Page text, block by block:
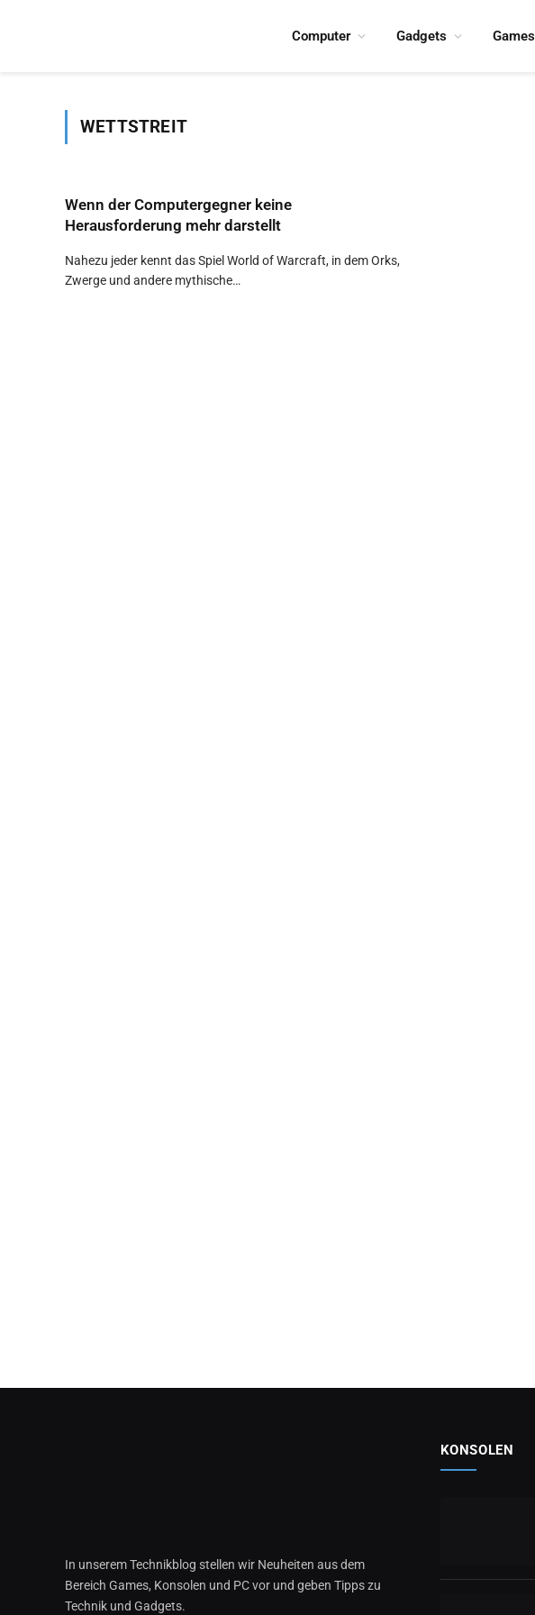
Computer Gadgets Games
WETTSTREIT
Wenn der Computergegner keine
Herausforderung mehr darstellt
Nahezu jeder kennt das Spiel World of Warcraft, in dem Orks,
Zwerge und andere mythische…
In unserem Technikblog stellen wir Neuheiten aus dem
Bereich Games, Konsolen und PC vor und geben Tipps zu
Technik und Gadgets.
KONSOLEN